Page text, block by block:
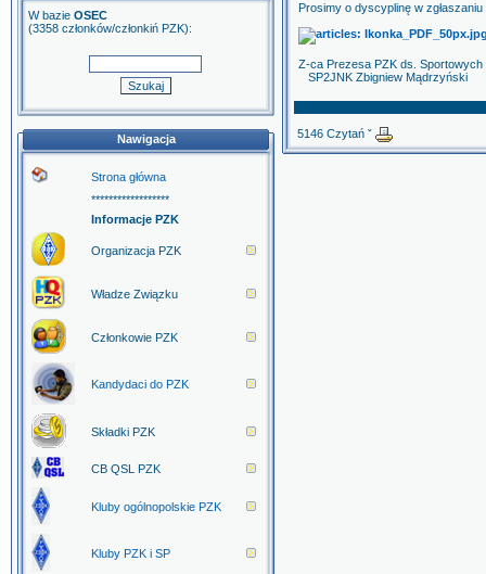
W bazie OSEC
(3358 członków/członkiń PZK):
Nawigacja
Strona główna
******************
Informacje PZK
Organizacja PZK
Władze Związku
Członkowie PZK
Kandydaci do PZK
Składki PZK
CB QSL PZK
Kluby ogólnopolskie PZK
Kluby PZK i SP
Prosimy o dyscyplinę w zgłaszaniu
Z-ca Prezesa PZK ds. Sportowych
SP2JNK Zbigniew Mądrzyński
5146 Czytań ˇ